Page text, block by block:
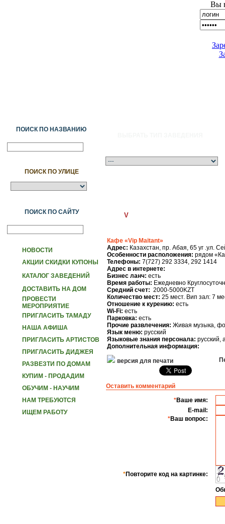
Вы
ПОИСК ПО НАЗВАНИЮ
ПОИСК ПО УЛИЦЕ
ПОИСК ПО САЙТУ
НОВОСТИ
АКЦИИ СКИДКИ КУПОНЫ
КАТАЛОГ ЗАВЕДЕНИЙ
ДОСТАВИТЬ НА ДОМ
ПРОВЕСТИ
МЕРОПРИЯТИЕ
ПРИГЛАСИТЬ ТАМАДУ
НАША АФИША
ПРИГЛАСИТЬ АРТИСТОВ
ПРИГЛАСИТЬ ДИДЖЕЯ
РАЗВЕЗТИ ПО ДОМАМ
КУПИМ - ПРОДАДИМ
ОБУЧИМ - НАУЧИМ
НАМ ТРЕБУЮТСЯ
ИЩЕМ РАБОТУ
V
Кафе «Vip Maitant»
Адрес: Казахстан, пр. Абая, 65 уг .ул.
Особенности расположения: рядом
Телефоны: 7(727) 292 3334, 292 1414
Адрес в интернете:
Бизнес ланч: есть
Время работы: Ежедневно
Средний счет: 2000-5000KZT
Количество мест: 25 мест. Вип зал: 7
Отношение к курению: есть
Wi-Fi: есть
Парковка: есть
Прочие развлечения: Живая музыка,
Язык меню: русский
Языковые знания персонала: русский,
Дополнительная информация:
версия для печати
Оставить комментарий
*Ваше имя:
E-mail:
*Ваш вопрос:
*Повторите код на картинке: